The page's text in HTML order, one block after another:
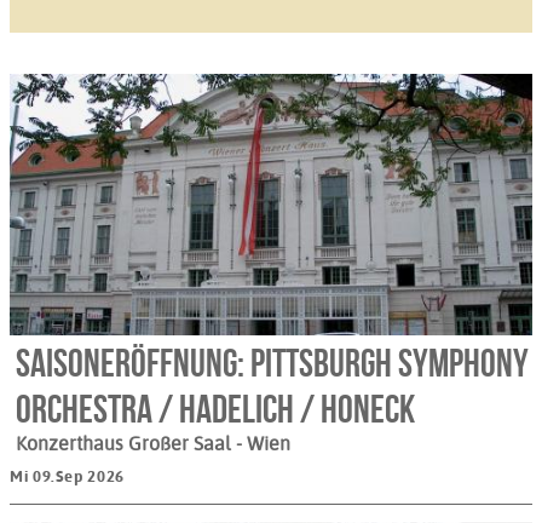
Saisoneröffnung: Pittsburgh Symphony
Orchestra / Hadelich / Honeck
Konzerthaus Großer Saal - Wien
Mi 09.Sep 2026